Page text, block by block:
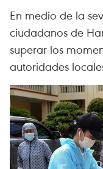
En medio de la
ciudadanos de
superar los
autoridades